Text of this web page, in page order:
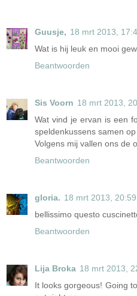
Guusje, 18 mrt 2013,
Wat is hij leuk en mooi
Beantwoorden
Sis Voorn 18 mrt 2013,
Wat vind je ervan is een
speldenkussens samen
Volgens mij vallen ons de
Beantwoorden
gloria. 18 mrt 2013,
bellissimo questo
Beantwoorden
Lija Broka 18 mrt 2013,
It looks gorgeous! Going